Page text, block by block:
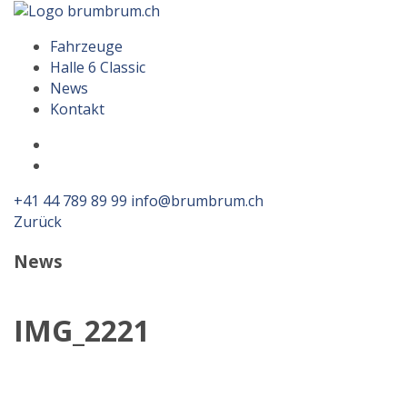
Fahrzeuge
Halle 6 Classic
News
Kontakt
+41 44 789 89 99 info@brumbrum.ch
Zurück
News
IMG_2221